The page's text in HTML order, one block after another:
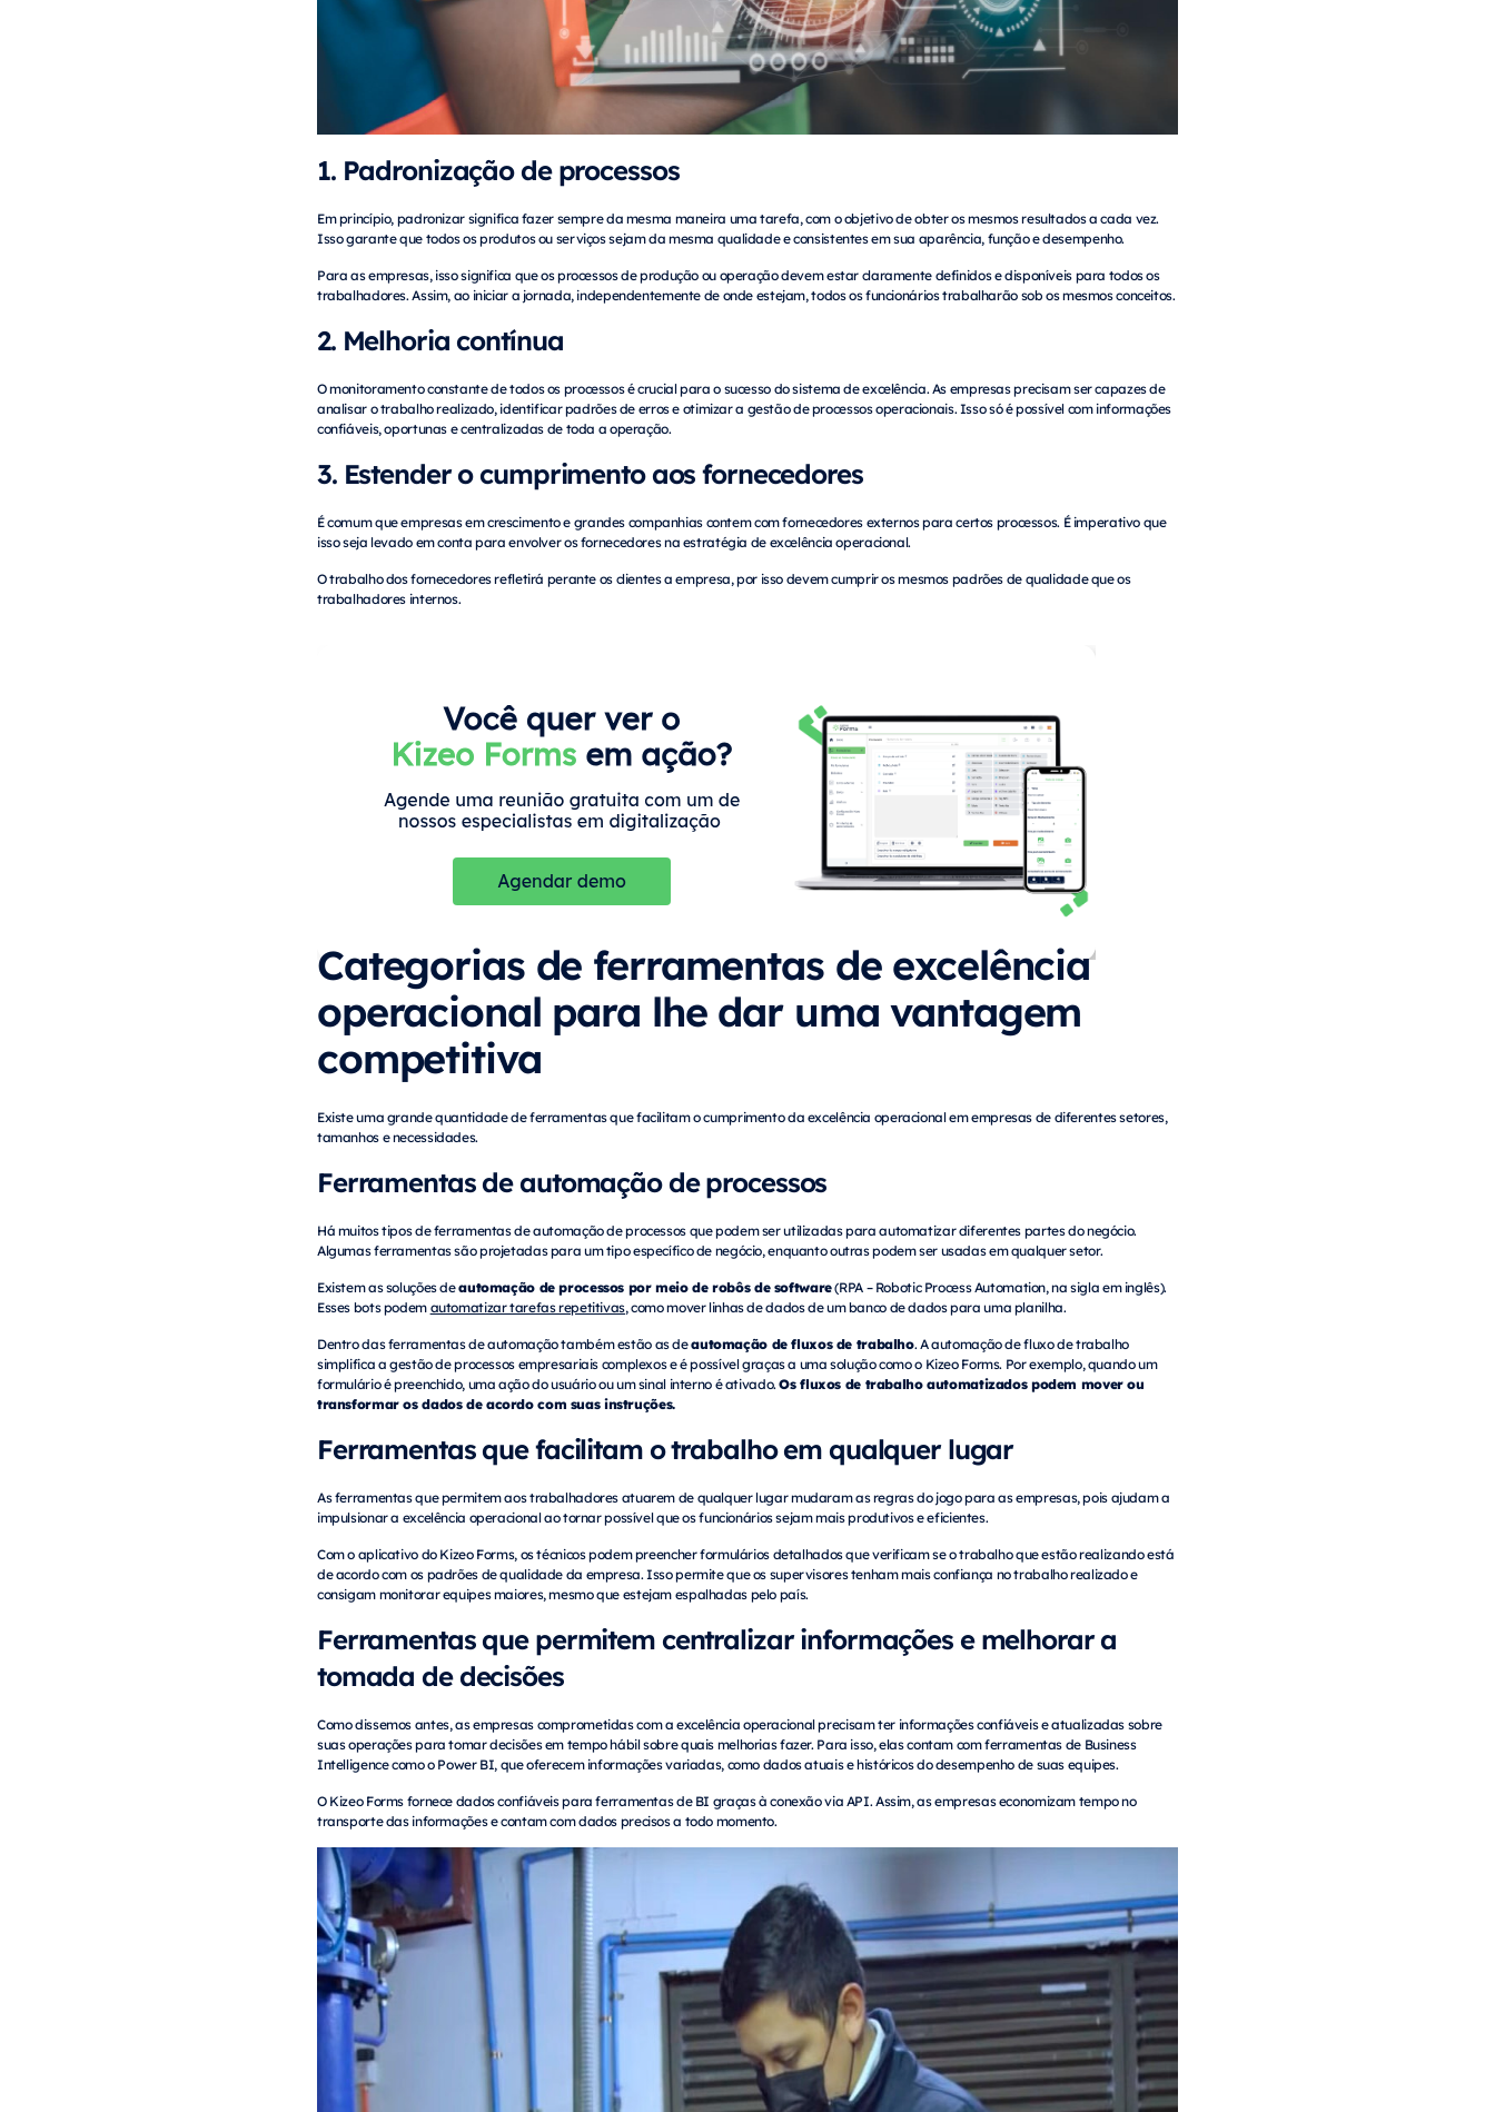
1. Padronização de processos
Em princípio, padronizar significa fazer sempre da mesma maneira uma tarefa, com o objetivo de obter os mesmos resultados a cada vez.
Isso garante que todos os produtos ou serviços sejam da mesma qualidade e consistentes em sua aparência, função e desempenho.
Para as empresas, isso significa que os processos de produção ou operação devem estar claramente definidos e disponíveis para todos os
trabalhadores. Assim, ao iniciar a jornada, independentemente de onde estejam, todos os funcionários trabalharão sob os mesmos conceitos.
2. Melhoria contínua
O monitoramento constante de todos os processos é crucial para o sucesso do sistema de excelência. As empresas precisam ser capazes de
analisar o trabalho realizado, identificar padrões de erros e otimizar a gestão de processos operacionais. Isso só é possível com informações
confiáveis, oportunas e centralizadas de toda a operação.
3. Estender o cumprimento aos fornecedores
É comum que empresas em crescimento e grandes companhias contem com fornecedores externos para certos processos. É imperativo que
isso seja levado em conta para envolver os fornecedores na estratégia de excelência operacional.
O trabalho dos fornecedores refletirá perante os clientes a empresa, por isso devem cumprir os mesmos padrões de qualidade que os
trabalhadores internos.
Categorias de ferramentas de excelência
operacional para lhe dar uma vantagem
competitiva
Existe uma grande quantidade de ferramentas que facilitam o cumprimento da excelência operacional em empresas de diferentes setores,
tamanhos e necessidades.
Ferramentas de automação de processos
Há muitos tipos de ferramentas de automação de processos que podem ser utilizadas para automatizar diferentes partes do negócio.
Algumas ferramentas são projetadas para um tipo específico de negócio, enquanto outras podem ser usadas em qualquer setor.
Existem as soluções deautomação de processos por meio de robôs de software(RPA – Robotic Process Automation, na sigla em inglês).
Esses bots podemautomatizar tarefas repetitivas, como mover linhas de dados de um banco de dados para uma planilha.
Dentro das ferramentas de automação também estão as deautomação de fluxos de trabalho. A automação de fluxo de trabalho
simplifica a gestão de processos empresariais complexos e é possível graças a uma solução como o Kizeo Forms. Por exemplo, quando um
formulário é preenchido, uma ação do usuário ou um sinal interno é ativado.Os fluxos de trabalho automatizados podem mover ou
transformar os dados de acordo com suas instruções.
Ferramentas que facilitam o trabalho em qualquer lugar
As ferramentas que permitem aos trabalhadores atuarem de qualquer lugar mudaram as regras do jogo para as empresas, pois ajudam a
impulsionar a excelência operacional ao tornar possível que os funcionários sejam mais produtivos e eficientes.
Com o aplicativo do Kizeo Forms, os técnicos podem preencher formulários detalhados que verificam se o trabalho que estão realizando está
de acordo com os padrões de qualidade da empresa. Isso permite que os supervisores tenham mais confiança no trabalho realizado e
consigam monitorar equipes maiores, mesmo que estejam espalhadas pelo país.
Ferramentas que permitem centralizar informações e melhorar a
tomada de decisões
Como dissemos antes, as empresas comprometidas com a excelência operacional precisam ter informações confiáveis e atualizadas sobre
suas operações para tomar decisões em tempo hábil sobre quais melhorias fazer. Para isso, elas contam com ferramentas de Business
Intelligence como o Power BI, que oferecem informações variadas, como dados atuais e históricos do desempenho de suas equipes.
O Kizeo Forms fornece dados confiáveis para ferramentas de BI graças à conexão via API. Assim, as empresas economizam tempo no
transporte das informações e contam com dados precisos a todo momento.